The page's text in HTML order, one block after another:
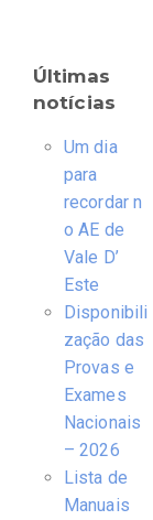
Últimas
notícias
Um dia
para
recordar n
o AE de
Vale D’
Este
Disponibili
zação das
Provas e
Exames
Nacionais
– 2026
Lista de
Manuais